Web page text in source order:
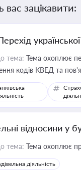
зацікавити:
тема: Тема охоплює
кодів КВЕД та
відносини у
тема: Тема охоплює
діяльність